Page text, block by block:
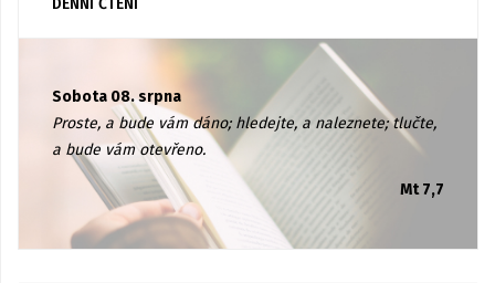
Sobota 08. srpna
Proste, a bude vám dáno; hledejte, a naleznete; tlučte,
a bude vám otevřeno.
Mt 7,7